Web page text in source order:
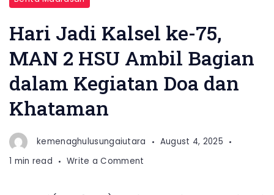
Hari Jadi Kalsel ke-75,
MAN 2 HSU Ambil Bagian
dalam Kegiatan Doa dan
Khataman
kemenaghulusungaiutara
August 4, 2025
1 min read
Write a Comment